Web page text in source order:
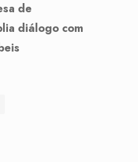
de
diálogo com